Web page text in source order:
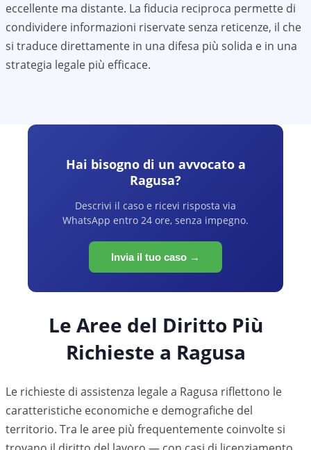
eccellente ma distante. La fiducia reciproca permette di
condividere informazioni riservate senza reticenze, il che
si traduce direttamente in una difesa più solida e in una
strategia legale più efficace.
Hai bisogno di un avvocato a
Ragusa?
Descrivi il caso e ricevi risposta via
WhatsApp entro 24 ore, senza impegno.
Invia il tuo caso →
Le Aree del Diritto Più
Richieste a Ragusa
Le richieste di assistenza legale a Ragusa riflettono le
caratteristiche economiche e demografiche del
territorio. Tra le aree più frequentemente coinvolte si